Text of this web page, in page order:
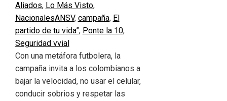
Aliados, Lo Más Visto,
NacionalesANSV, campaña, El
partido de tu vida”, Ponte la 10,
Seguridad vvial
Con una metáfora futbolera, la
campaña invita a los colombianos a
bajar la velocidad, no usar el celular,
conducir sobrios y respetar las